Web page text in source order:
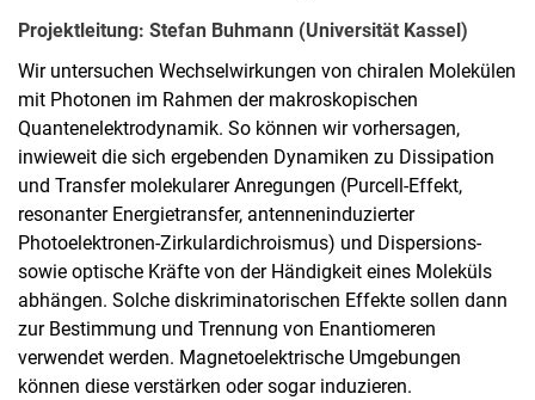
Projektleitung: Stefan Buhmann (Universität Kassel)
Wir untersuchen Wechselwirkungen von chiralen Molekülen
mit Photonen im Rahmen der makroskopischen
Quantenelektrodynamik. So können wir vorhersagen,
inwieweit die sich ergebenden Dynamiken zu Dissipation
und Transfer molekularer Anregungen (Purcell-Effekt,
resonanter Energietransfer, antenneninduzierter
Photoelektronen-Zirkulardichroismus) und Dispersions-
sowie optische Kräfte von der Händigkeit eines Moleküls
abhängen. Solche diskriminatorischen Effekte sollen dann
zur Bestimmung und Trennung von Enantiomeren
verwendet werden. Magnetoelektrische Umgebungen
können diese verstärken oder sogar induzieren.